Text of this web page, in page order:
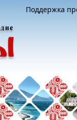
Поддержка